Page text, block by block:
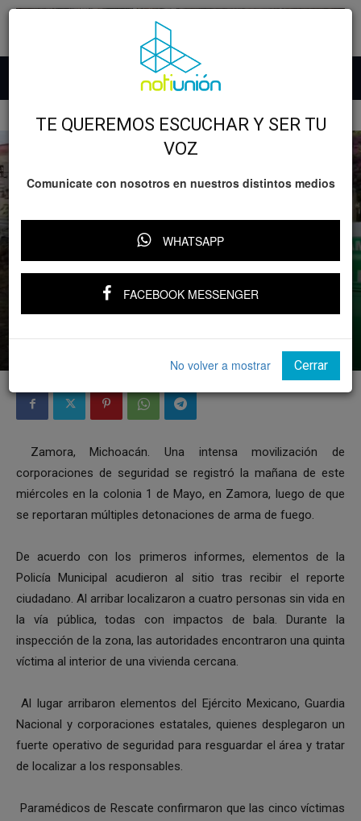
Lo nefasto
MULTIHOMICIDIO EN ZAMORA: CINCO
PERSONAS FUERON ASESINADAS EN LA
COLONIA 1 DE MAYO
Zamora, Michoacán. Una intensa movilización de
corporaciones de seguridad se registró la mañana de este
miércoles en la colonia 1 de Mayo, en Zamora, luego de que
se reportaran múltiples detonaciones de arma de fuego.
De acuerdo con los primeros informes, elementos de la
Policía Municipal acudieron al sitio tras recibir el reporte
ciudadano. Al arribar localizaron a cuatro personas sin vida en
la vía pública, todas con impactos de bala. Durante la
inspección de la zona, las autoridades encontraron una quinta
víctima al interior de una vivienda cercana.
Al lugar arribaron elementos del Ejército Mexicano, Guardia
Nacional y corporaciones estatales, quienes desplegaron un
fuerte operativo de seguridad para resguardar el área y tratar
de localizar a los responsables.
Paramédicos de Rescate confirmaron que las cinco víctimas
TE QUEREMOS ESCUCHAR Y SER TU
VOZ
Comunicate con nosotros en nuestros distintos medios
WHATSAPP
FACEBOOK MESSENGER
No volver a mostrar Cerrar